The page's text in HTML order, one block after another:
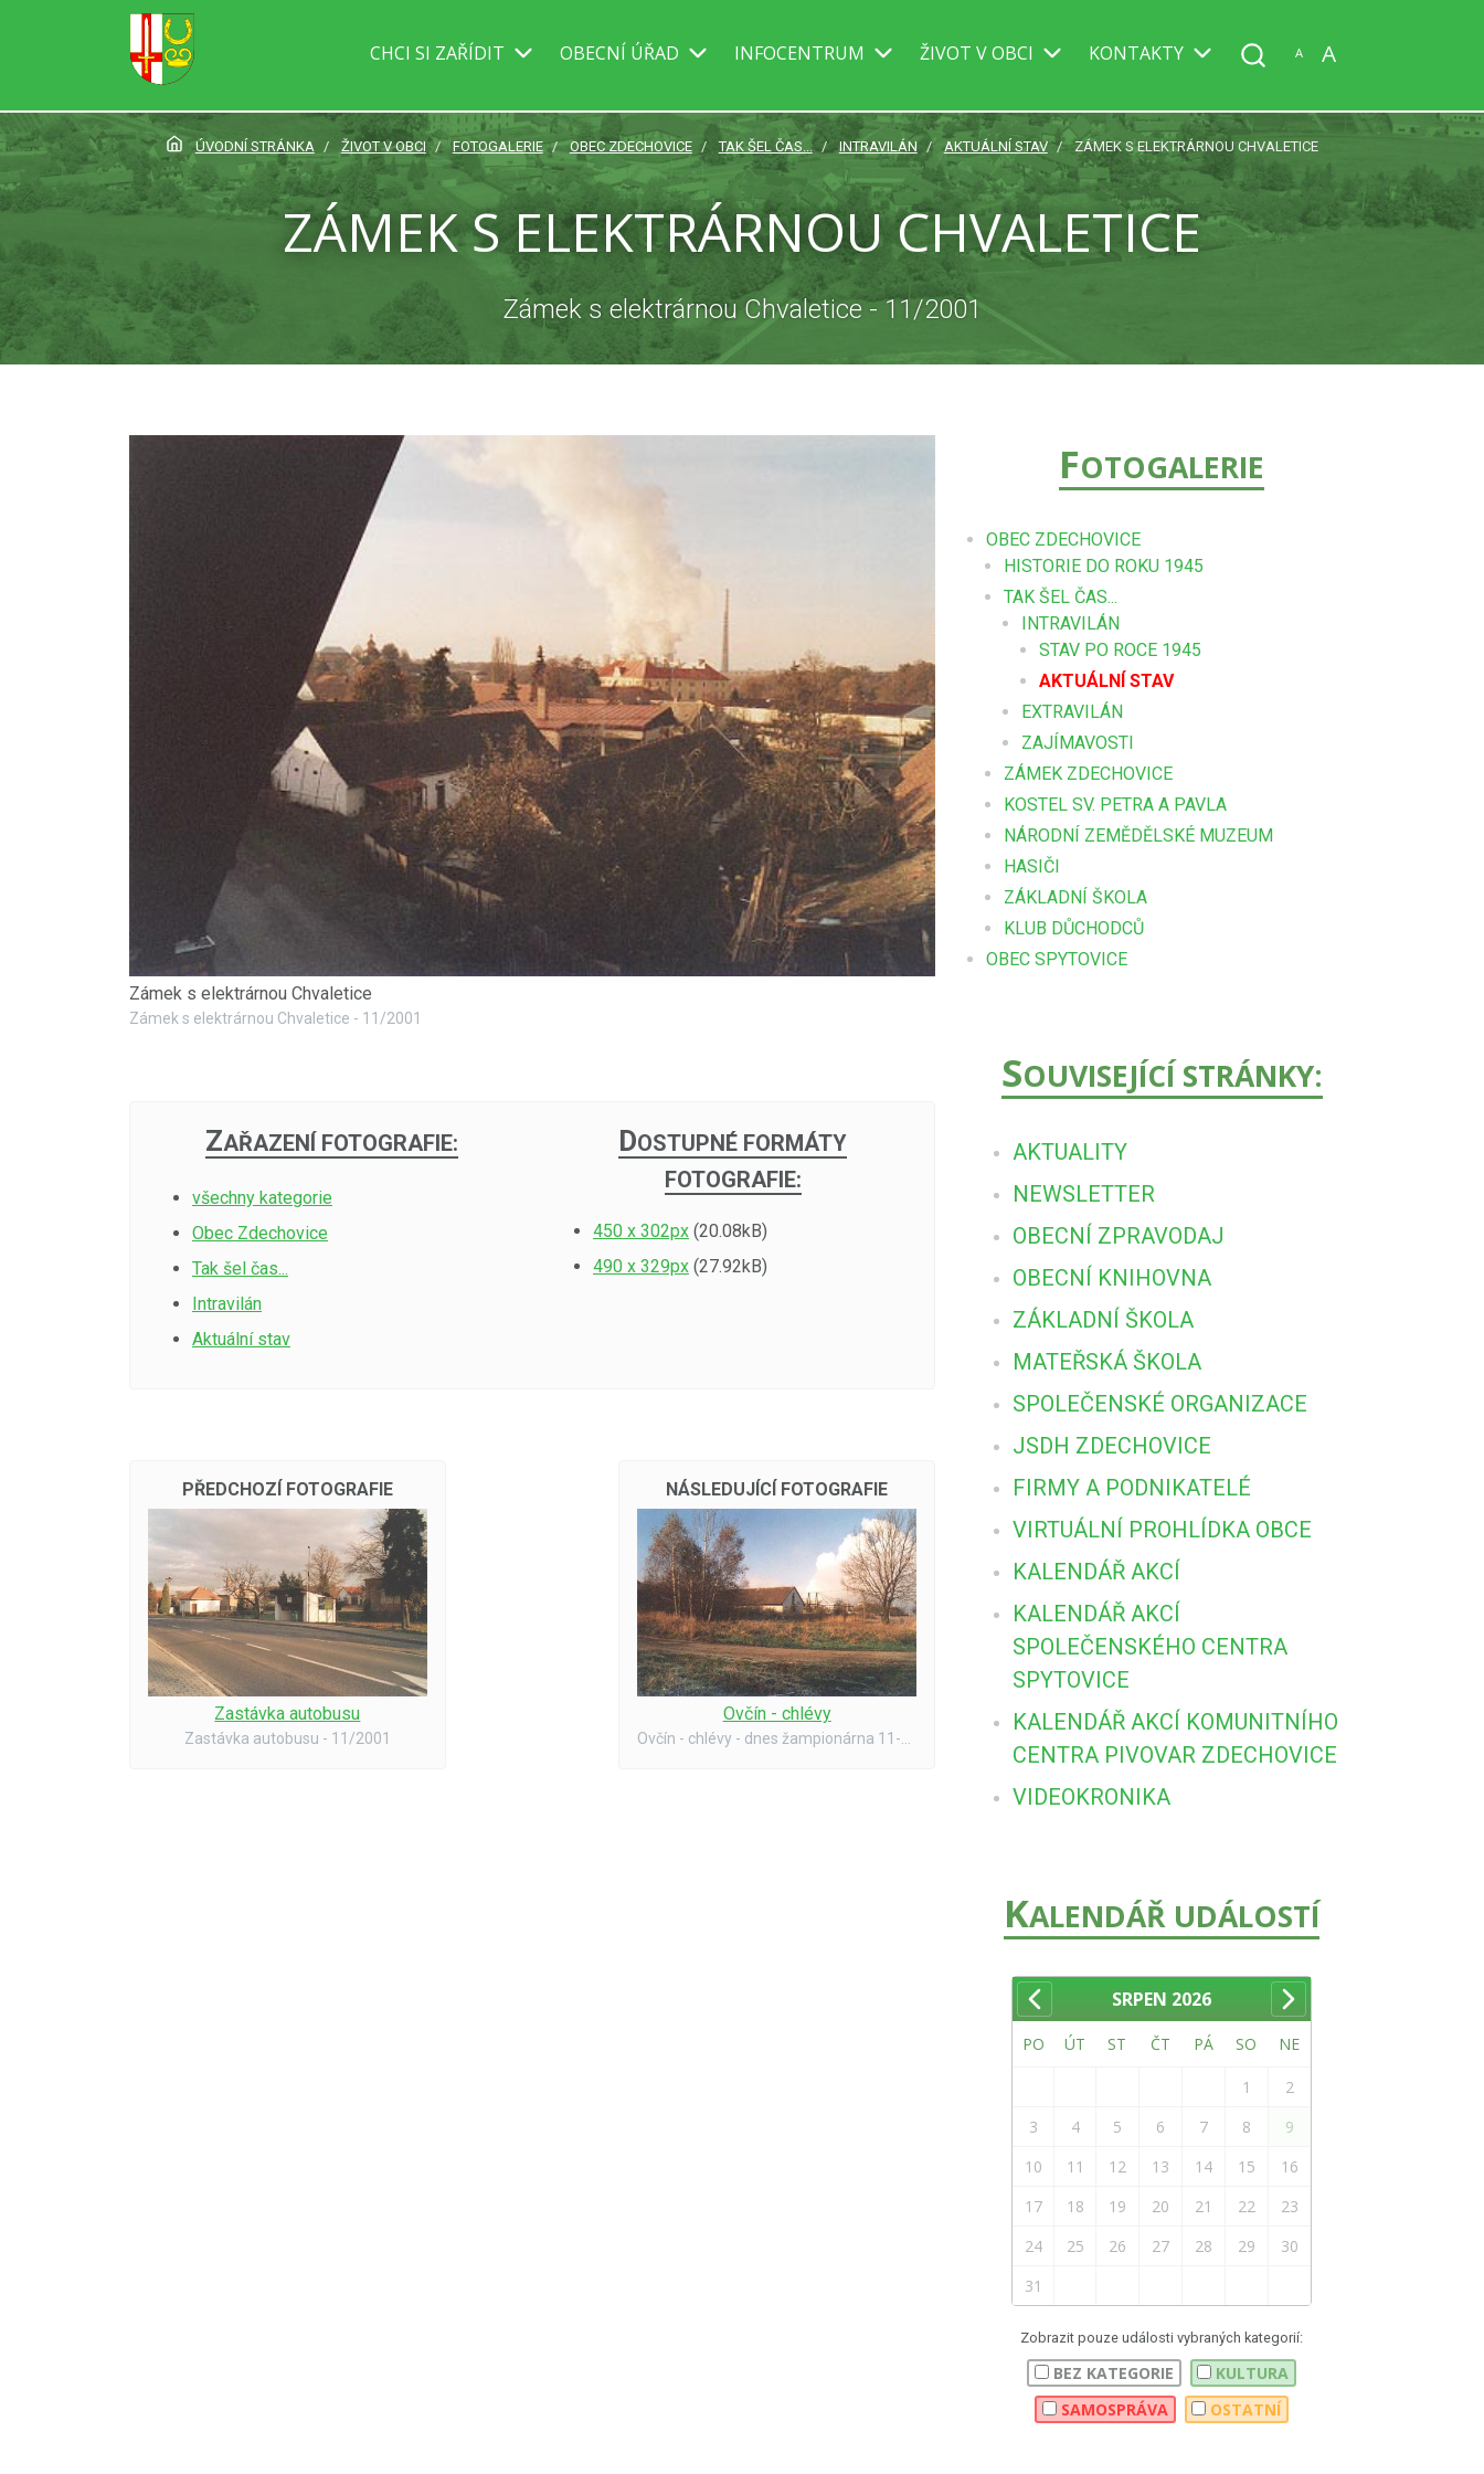
CHCI SI ZAŘÍDIT OBECNÍ ÚŘAD INFOCENTRUM ŽIVOT V OBCI KONTAKTY A A
ÚVODNÍ STRÁNKA ŽIVOT V OBCI FOTOGALERIE OBEC ZDECHOVICE TAK ŠEL ČAS... INTRAVILÁN AKTUÁLNÍ STAV ZÁMEK S ELEKTRÁRNOU CHVALETICE
ZÁMEK S ELEKTRÁRNOU CHVALETICE
Zámek s elektrárnou Chvaletice - 11/2001
Zámek s elektrárnou Chvaletice
Zámek s elektrárnou Chvaletice - 11/2001
ZAŘAZENÍ FOTOGRAFIE:
všechny kategorie
Obec Zdechovice
Tak šel čas...
Intravilán
Aktuální stav
DOSTUPNÉ FORMÁTY
FOTOGRAFIE:
450 x 302px (20.08kB)
490 x 329px (27.92kB)
PŘEDCHOZÍ FOTOGRAFIE
Zastávka autobusu
Zastávka autobusu - 11/2001
NÁSLEDUJÍCÍ FOTOGRAFIE
Ovčín - chlévy
FOTOGALERIE
OBEC ZDECHOVICE
HISTORIE DO ROKU 1945
TAK ŠEL ČAS...
INTRAVILÁN
STAV PO ROCE 1945
AKTUÁLNÍ STAV
EXTRAVILÁN
ZAJÍMAVOSTI
ZÁMEK ZDECHOVICE
KOSTEL SV. PETRA A PAVLA
NÁRODNÍ ZEMĚDĚLSKÉ MUZEUM
HASIČI
ZÁKLADNÍ ŠKOLA
KLUB DŮCHODCŮ
OBEC SPYTOVICE
SOUVISEJÍCÍ STRÁNKY:
AKTUALITY
NEWSLETTER
OBECNÍ ZPRAVODAJ
OBECNÍ KNIHOVNA
ZÁKLADNÍ ŠKOLA
MATEŘSKÁ ŠKOLA
SPOLEČENSKÉ ORGANIZACE
JSDH ZDECHOVICE
FIRMY A PODNIKATELÉ
VIRTUÁLNÍ PROHLÍDKA OBCE
KALENDÁŘ AKCÍ
KALENDÁŘ AKCÍ
SPOLEČENSKÉHO CENTRA
SPYTOVICE
KALENDÁŘ AKCÍ KOMUNITNÍHO
CENTRA PIVOVAR ZDECHOVICE
VIDEOKRONIKA
KALENDÁŘ UDÁLOSTÍ
SRPEN 2026
PO ÚT ST ČT PÁ SO NE
1
2
3
4 5 6 7 8
9
10
11 12 13 14 15
16
17
18 19 20 21 22
23
24
25 26 27 28 29
30
31
Zobrazit pouze události vybraných kategorií:
BEZ KATEGORIE
KULTURA
SAMOSPRÁVA
OSTATNÍ